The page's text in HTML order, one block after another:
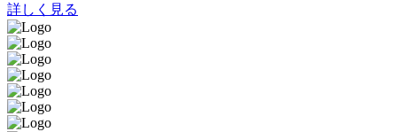
詳しく見る